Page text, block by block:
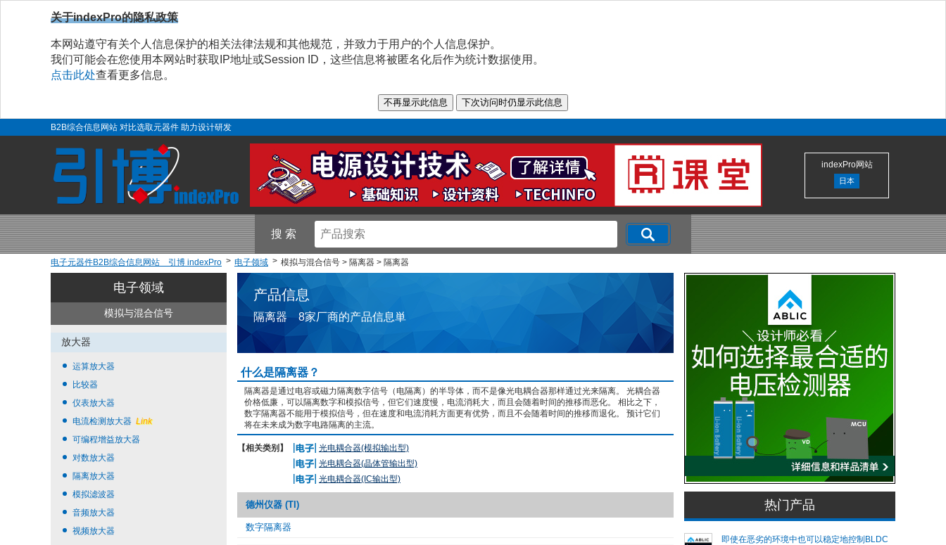
关于indexPro的隐私政策
本网站遵守有关个人信息保护的相关法律法规和其他规范，并致力于用户的个人信息保护。
我们可能会在您使用本网站时获取IP地址或Session ID，这些信息将被匿名化后作为统计数据使用。
点击此处查看更多信息。
B2B综合信息网站 对比选取元器件 助力设计研发
indexPro网站
日本
搜 索
电子元器件B2B综合信息网站 引博 indexPro 电子领域 模拟与混合信号 > 隔离器 > 隔离器
电子领域
模拟与混合信号
放大器
运算放大器
比较器
仪表放大器
电流检测放大器 Link
可编程增益放大器
对数放大器
隔离放大器
模拟滤波器
音频放大器
视频放大器
产品信息
隔离器 8家厂商的产品信息単
什么是隔离器？
隔离器是通过电容或磁力隔离数字信号（电隔离）的半导体，而不是像光电耦合器那样通过光来隔离。 光耦合器
价格低廉，可以隔离数字和模拟信号，但它们速度慢，电流消耗大，而且会随着时间的推移而恶化。 相比之下，
数字隔离器不能用于模拟信号，但在速度和电流消耗方面更有优势，而且不会随着时间的推移而退化。 预计它们
将在未来成为数字电路隔离的主流。
【相关类别】
光电耦合器(模拟输出型)
光电耦合器(晶体管输出型)
光电耦合器(IC输出型)
德州仪器 (TI)
数字隔离器
热门产品
即使在恶劣的环境中也可以稳定地控制BLDC